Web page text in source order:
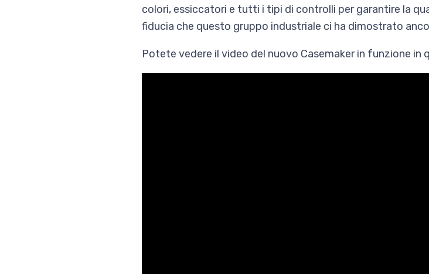
colori, essiccatori e tutti i tipi di controlli per garantire la
fiducia che questo gruppo industriale ci ha dimostrato
Potete vedere il video del nuovo Casemaker in funzione in